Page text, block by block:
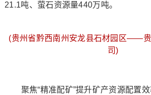
21.1吨、萤石资源量440万吨。
(贵州省黔西南州安龙县石材园区——
司)
聚焦“精准配矿”提升矿产资源配置效